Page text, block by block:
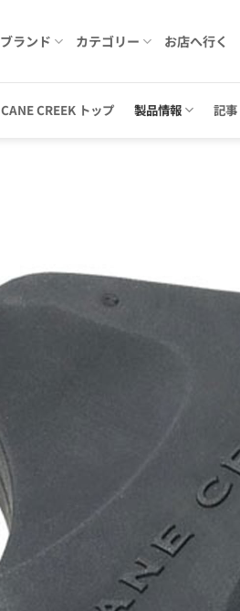
ブランド カテゴリー お店へ行く
CANE CREEK トップ 製品情報 記事